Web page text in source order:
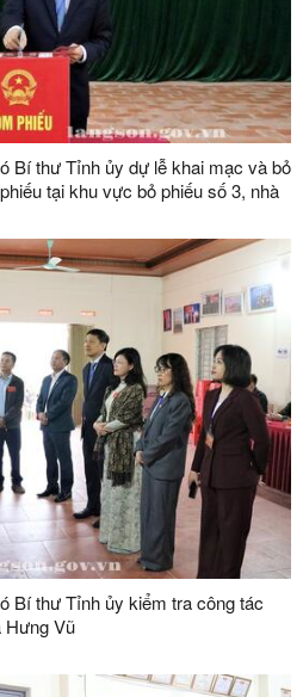
Bí thư Tỉnh ủy dự lễ khai mạc và bỏ
tại khu vực bỏ phiếu số 3, nhà
Bí thư Tỉnh ủy kiểm tra công tác
Hưng Vũ